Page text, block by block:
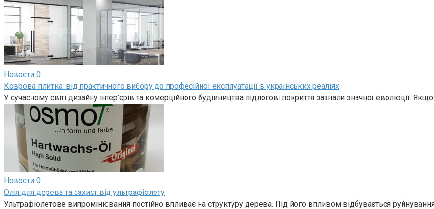
Новости 0
Коврова плитка: від практичного вибору до професійної експлуатації в українських реаліях
У сучасному світі дизайну інтер’єрів та комерційного будівництва підлогові покриття зазнали значної еволюції. Якщо
Новости 0
Олія для дерева та захист від ультрафіолету
Ультрафіолетове випромінювання постійно впливає на структуру дерева. Під його впливом відбувається